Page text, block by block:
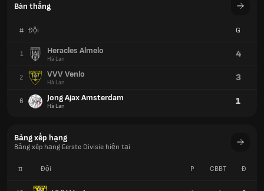
Bàn thắng
# Đội G
1 Heracles Almelo
Hà Lan 4
2 VVV Venlo
Hà Lan 3
6 Jong Ajax Amsterdam
Hà Lan 1
Bảng xếp hạng
Bảng xếp hạng Eerste Divisie hiện tại
# Đội P CBBT Đ